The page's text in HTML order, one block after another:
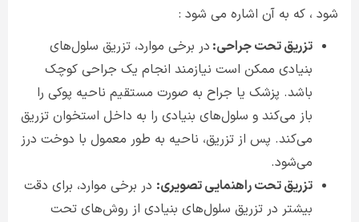
شود ، که به آن اشاره می شود :
تزریق تحت جراحی: در برخی موارد، تزریق سلول‌های
بنیادی ممکن است نیازمند انجام یک جراحی کوچک
باشد. پزشک یا جراح به صورت مستقیم ناحیه پوکی را
باز می‌کند و سلول‌های بنیادی را به داخل استخوان تزریق
می‌کند. پس از تزریق، ناحیه به طور معمول با دوخت درز
می‌شود.
تزریق تحت راهنمایی تصویری: در برخی موارد، برای دقت
بیشتر در تزریق سلول‌های بنیادی از روش‌های تحت